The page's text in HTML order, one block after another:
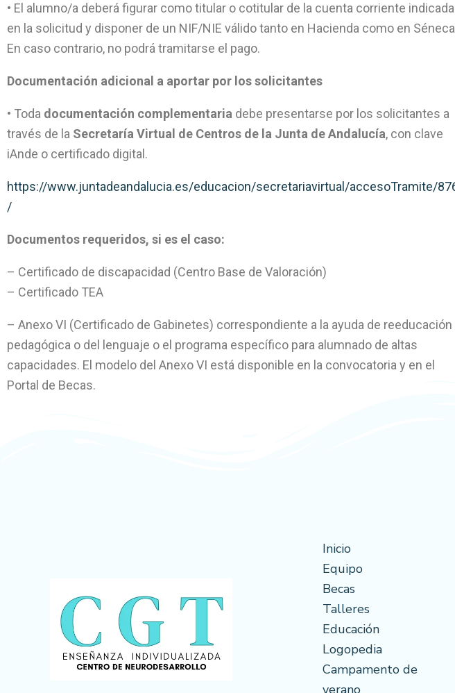
• El alumno/a deberá figurar como titular o cotitular de la cuenta corriente indicada
en la solicitud y disponer de un NIF/NIE válido tanto en Hacienda como en
En caso contrario, no podrá tramitarse el pago.
Documentación adicional a aportar por los solicitantes
• Toda documentación complementaria debe presentarse por los solicitantes a
través de la Secretaría Virtual de Centros de la Junta de Andalucía, con clave
iAnde o certificado digital.
https://www.juntadeandalucia.es/educacion/secretariavirtual/accesoTramite/
/
Documentos requeridos, si es el caso:
– Certificado de discapacidad (Centro Base de Valoración)
– Certificado TEA
– Anexo VI (Certificado de Gabinetes) correspondiente a la ayuda de reeducación
pedagógica o del lenguaje o el programa específico para alumnado de altas
capacidades. El modelo del Anexo VI está disponible en la convocatoria y en el
Portal de Becas.
Inicio
Equipo
Becas
Talleres
Educación
Logopedia
Campamento de
verano